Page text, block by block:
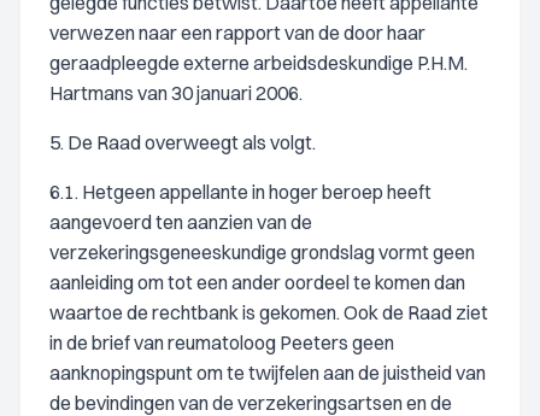
verwezen naar een rapport van de door haar
geraadpleegde externe arbeidsdeskundige P.H.M.
Hartmans van 30 januari 2006.
5. De Raad overweegt als volgt.
6.1. Hetgeen appellante in hoger beroep heeft
aangevoerd ten aanzien van de
verzekeringsgeneeskundige grondslag vormt geen
aanleiding om tot een ander oordeel te komen dan
waartoe de rechtbank is gekomen. Ook de Raad ziet
in de brief van reumatoloog Peeters geen
aanknopingspunt om te twijfelen aan de juistheid van
de bevindingen van de verzekeringsartsen en de